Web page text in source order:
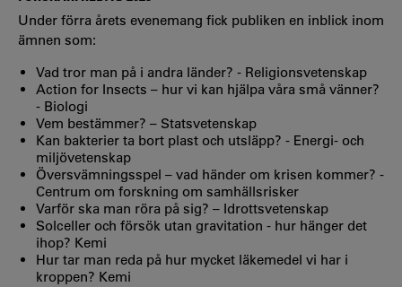
Under förra årets evenemang fick publiken en inblick inom
ämnen som:
Vad tror man på i andra länder? - Religionsvetenskap
Action for Insects – hur vi kan hjälpa våra små vänner?
- Biologi
Vem bestämmer? – Statsvetenskap
Kan bakterier ta bort plast och utsläpp? - Energi- och
miljövetenskap
Översvämningsspel – vad händer om krisen kommer? -
Centrum om forskning om samhällsrisker
Varför ska man röra på sig? – Idrottsvetenskap
Solceller och försök utan gravitation - hur hänger det
ihop? Kemi
Hur tar man reda på hur mycket läkemedel vi har i
kroppen? Kemi